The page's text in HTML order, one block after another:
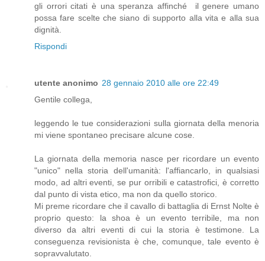
gli orrori citati è una speranza affinché il genere umano
possa fare scelte che siano di supporto alla vita e alla sua
dignità.
Rispondi
utente anonimo 28 gennaio 2010 alle ore 22:49
Gentile collega,
leggendo le tue considerazioni sulla giornata della menoria
mi viene spontaneo precisare alcune cose.
La giornata della memoria nasce per ricordare un evento
"unico" nella storia dell'umanità: l'affiancarlo, in qualsiasi
modo, ad altri eventi, se pur orribili e catastrofici, è corretto
dal punto di vista etico, ma non da quello storico.
Mi preme ricordare che il cavallo di battaglia di Ernst Nolte è
proprio questo: la shoa è un evento terribile, ma non
diverso da altri eventi di cui la storia è testimone. La
conseguenza revisionista è che, comunque, tale evento è
sopravvalutato.